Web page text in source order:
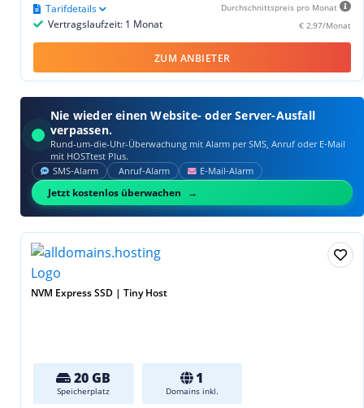
Durchschnittspreis pro Monat
€ 2,97/Monat
Vertragslaufzeit: 1 Monat
Tarifdetails
ZUM ANBIETER
Nie wieder einen Website- oder Server-Ausfall
verpassen.
Rund-um-die-Uhr-Überwachung mit Alarm per SMS, Anruf oder E‑Mail
mit HOSTtest Plus.
SMS‑Alarm Anruf‑Alarm E‑Mail‑Alarm
Jetzt kostenlos überwachen
NVM Express SSD | Tiny Host
20 GB
Speicherplatz
1
Domains inkl.